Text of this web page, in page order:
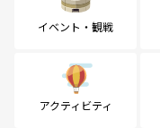
イベント・観戦
アクティビティ